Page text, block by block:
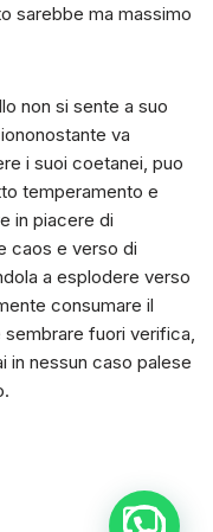
sarebbe ma massimo
non si sente a suo
va
i suoi coetanei, puo
temperamento e
in piacere di
caos e verso di
a esplodere verso
consumare il
fuori verifica,
in nessun caso palese